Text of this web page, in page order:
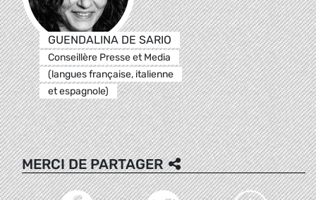
GUENDALINA DE SARIO
Conseillère Presse et Media
(langues française, italienne
et espagnole)
MERCI DE PARTAGER